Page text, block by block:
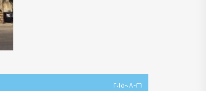
٢٦-٠٨-٢٠١٥